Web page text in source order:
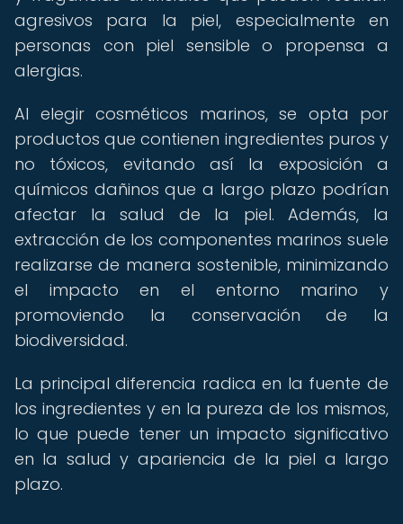
agresivos para la piel, especialmente en
personas con piel sensible o propensa a
alergias.
Al elegir cosméticos marinos, se opta por
productos que contienen ingredientes puros y
no tóxicos, evitando así la exposición a
químicos dañinos que a largo plazo podrían
afectar la salud de la piel. Además, la
extracción de los componentes marinos suele
realizarse de manera sostenible, minimizando
el impacto en el entorno marino y
promoviendo la conservación de la
biodiversidad.
La principal diferencia radica en la fuente de
los ingredientes y en la pureza de los mismos,
lo que puede tener un impacto significativo
en la salud y apariencia de la piel a largo
plazo.